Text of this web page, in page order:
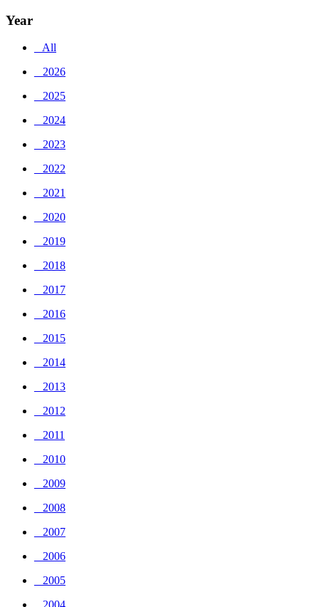
Year
_ All
_ 2026
_ 2025
_ 2024
_ 2023
_ 2022
_ 2021
_ 2020
_ 2019
_ 2018
_ 2017
_ 2016
_ 2015
_ 2014
_ 2013
_ 2012
_ 2011
_ 2010
_ 2009
_ 2008
_ 2007
_ 2006
_ 2005